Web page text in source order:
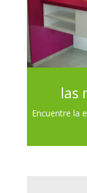
las
Encuentre la